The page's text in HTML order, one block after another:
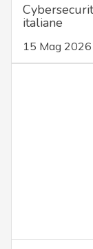
italiane
15 Mag 2026